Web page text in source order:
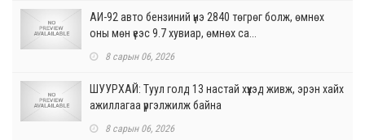
АИ-92 авто бензиний үнэ 2840 төгрөг болж, өмнөх
оны мөн үеэс 9.7 хувиар, өмнөх са...
8 сарын 06, 2026
ШУУРХАЙ: Туул голд 13 настай хүүхэд живж, эрэн хайх
ажиллагаа үргэлжилж байна
8 сарын 06, 2026